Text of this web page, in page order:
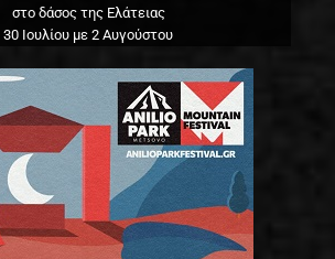
στο δάσος της Ελάτειας
30 Ιουλίου με 2 Αυγούστου